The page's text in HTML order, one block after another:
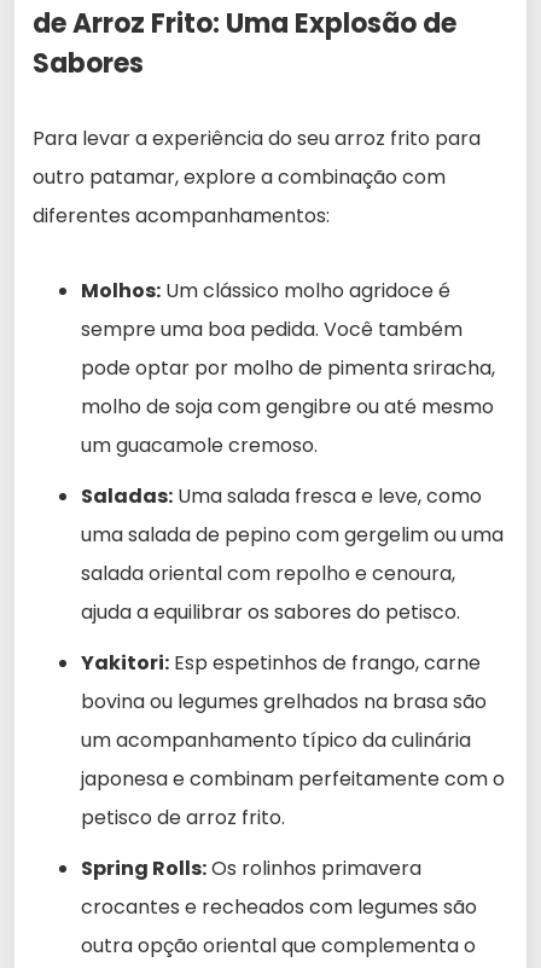
de Arroz Frito: Uma Explosão de
Sabores
Para levar a experiência do seu arroz frito para
outro patamar, explore a combinação com
diferentes acompanhamentos:
Molhos: Um clássico molho agridoce é
sempre uma boa pedida. Você também
pode optar por molho de pimenta sriracha,
molho de soja com gengibre ou até mesmo
um guacamole cremoso.
Saladas: Uma salada fresca e leve, como
uma salada de pepino com gergelim ou uma
salada oriental com repolho e cenoura,
ajuda a equilibrar os sabores do petisco.
Yakitori: Esp espetinhos de frango, carne
bovina ou legumes grelhados na brasa são
um acompanhamento típico da culinária
japonesa e combinam perfeitamente com o
petisco de arroz frito.
Spring Rolls:Os rolinhos primavera
crocantes e recheados com legumes são
outra opção oriental que complementa o